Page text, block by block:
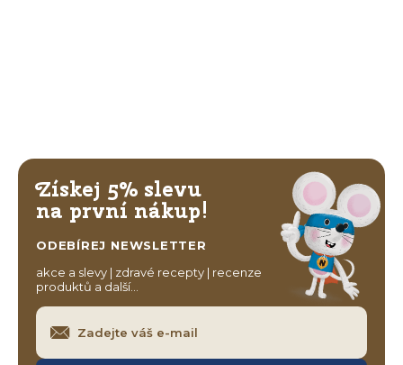
Získej 5% slevu
na první nákup!
ODEBÍREJ NEWSLETTER
akce a slevy | zdravé recepty | recenze
produktů a další…